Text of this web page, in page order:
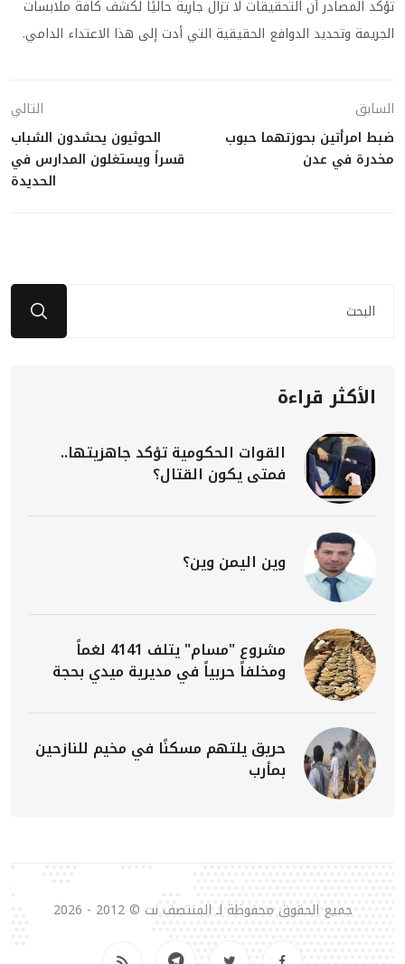
تؤكد المصادر أن التحقيقات لا تزال جارية حاليًا لكشف كافة ملابسات
الجريمة وتحديد الدوافع الحقيقية التي أدت إلى هذا الاعتداء الدامي.
السابق
ضبط امرأتين بحوزتهما حبوب
مخدرة في عدن
التالي
الحوثيون يحشدون الشباب
قسراً ويستغلون المدارس في
الحديدة
الأكثر قراءة
القوات الحكومية تؤكد جاهزيتها..
فمتى يكون القتال؟
وين اليمن وين؟
مشروع "مسام" يتلف 4141 لغماً
ومخلفاً حربياً في مديرية ميدي بحجة
حريق يلتهم مسكنًا في مخيم للنازحين
بمأرب
جميع الحقوق محفوظة لـ المنتصف نت © 2012 - 2026